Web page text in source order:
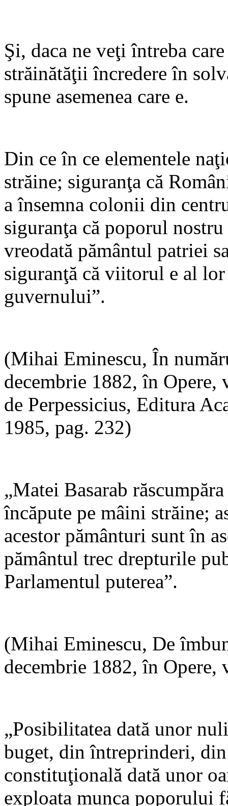
Şi, daca ne veţi întreba
străinătăţii încredere în
spune asemenea care e.
Din ce în ce elementele
străine; siguranţa că
a însemna colonii din
siguranţa că poporul
vreodată pământul patriei
siguranţă că viitorul e al lor
guvernului”.
(Mihai Eminescu, În
decembrie 1882, în
de Perpessicius, Editura
1985, pag. 232)
„Matei Basarab
încăpute pe mâini străine;
acestor pământuri sunt în
pământul trec drepturile
Parlamentul puterea”.
(Mihai Eminescu, De
decembrie 1882, în
„Posibilitatea dată unor
buget, din întreprinderi,
constituţională dată unor
exploata munca poporului